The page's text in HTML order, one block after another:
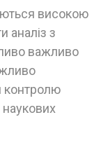
високою
аналіз з
важливо
контролю
наукових